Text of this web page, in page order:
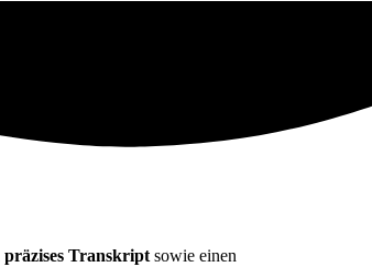
präzises Transkript sowie einen